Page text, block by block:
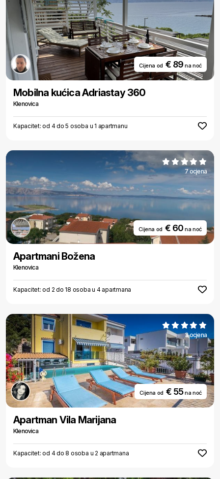
Cijena od € 89na noć
Mobilna kućica Adriastay 360
Klenovica
Kapacitet: od 4 do 5 osoba u 1 apartmanu
7 ocjena
Cijena od € 60na noć
Apartmani Božena
Klenovica
Kapacitet: od 2 do 18 osoba u 4 apartmana
3 ocjena
Cijena od € 55na noć
Apartman Vila Marijana
Klenovica
Kapacitet: od 4 do 8 osoba u 2 apartmana